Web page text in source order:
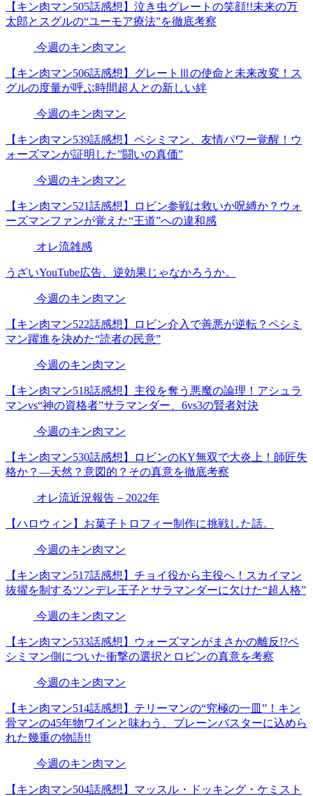
【キン肉マン505話感想】泣き虫グレートの笑顔!!未来の万
太郎とスグルの“ユーモア療法”を徹底考察
今週のキン肉マン
【キン肉マン506話感想】グレートⅢの使命と未来改変！ス
グルの度量が呼ぶ時間超人との新しい絆
今週のキン肉マン
【キン肉マン539話感想】ペシミマン、友情パワー覚醒！ウ
ォーズマンが証明した”闘いの真価”
今週のキン肉マン
【キン肉マン521話感想】ロビン参戦は救いか呪縛か？ウォ
ーズマンファンが覚えた“王道”への違和感
オレ流雑感
うざいYouTube広告、逆効果じゃなかろうか。
今週のキン肉マン
【キン肉マン522話感想】ロビン介入で善悪が逆転？ペシミ
マン躍進を決めた“読者の民意”
今週のキン肉マン
【キン肉マン518話感想】主役を奪う悪魔の論理！アシュラ
マンvs“神の資格者”サラマンダー、6vs3の賢者対決
今週のキン肉マン
【キン肉マン530話感想】ロビンのKY無双で大炎上！師匠失
格か？―天然？意図的？その真意を徹底考察
オレ流近況報告－2022年
【ハロウィン】お菓子トロフィー制作に挑戦した話。
今週のキン肉マン
【キン肉マン517話感想】チョイ役から主役へ！スカイマン
抜擢を制するツンデレ王子とサラマンダーに欠けた“超人格”
今週のキン肉マン
【キン肉マン533話感想】ウォーズマンがまさかの離反!?ペ
シミマン側についた衝撃の選択とロビンの真意を考察
今週のキン肉マン
【キン肉マン514話感想】テリーマンの“究極の一皿”！キン
骨マンの45年物ワインと味わう、ブレーンバスターに込めら
れた幾重の物語!!
今週のキン肉マン
【キン肉マン504話感想】マッスル・ドッキング・ケミスト